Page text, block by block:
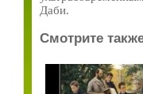
Даби.
Смотрите